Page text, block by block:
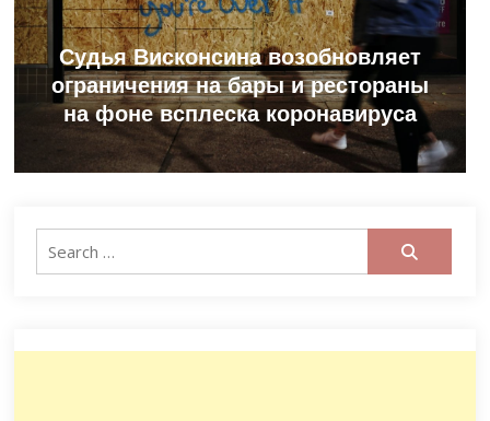
Судья Висконсина возобновляет
ограничения на бары и рестораны
на фоне всплеска коронавируса
Search